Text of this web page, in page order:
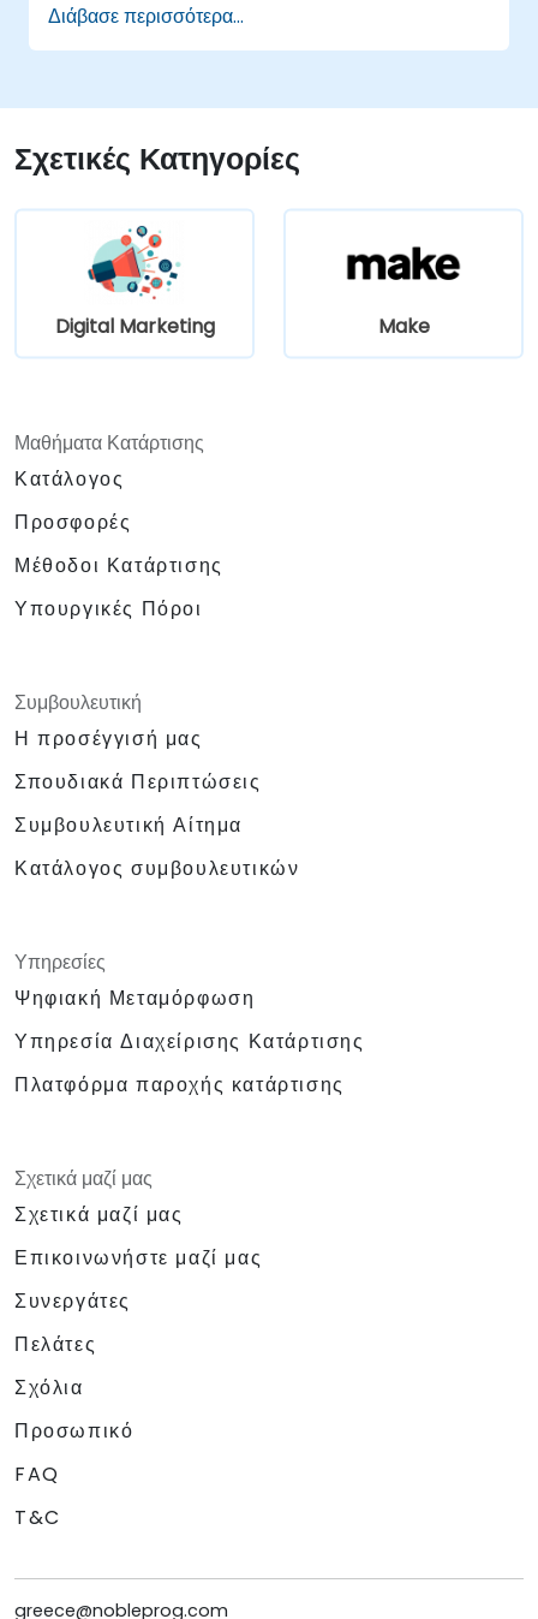
Να αυτοματοποιούν μια πραγματική
διαδικασία από άκρη σε άκρη, με διαχείριση
Διάβασε περισσότερα...
Σχετικές Κατηγορίες
Digital Marketing Make
Μαθήματα Κατάρτισης
Κατάλογος
Προσφορές
Μέθοδοι Κατάρτισης
Υπουργικές Πόροι
Συμβουλευτική
Η προσέγγισή μας
Σπουδιακά Περιπτώσεις
Συμβουλευτική Αίτημα
Κατάλογος συμβουλευτικών
Υπηρεσίες
Ψηφιακή Μεταμόρφωση
Υπηρεσία Διαχείρισης Κατάρτισης
Πλατφόρμα παροχής κατάρτισης
Σχετικά μαζί μας
Σχετικά μαζί μας
Επικοινωνήστε μαζί μας
Συνεργάτες
Πελάτες
Σχόλια
Προσωπικό
FAQ
T&C
greece@nobleprog.com